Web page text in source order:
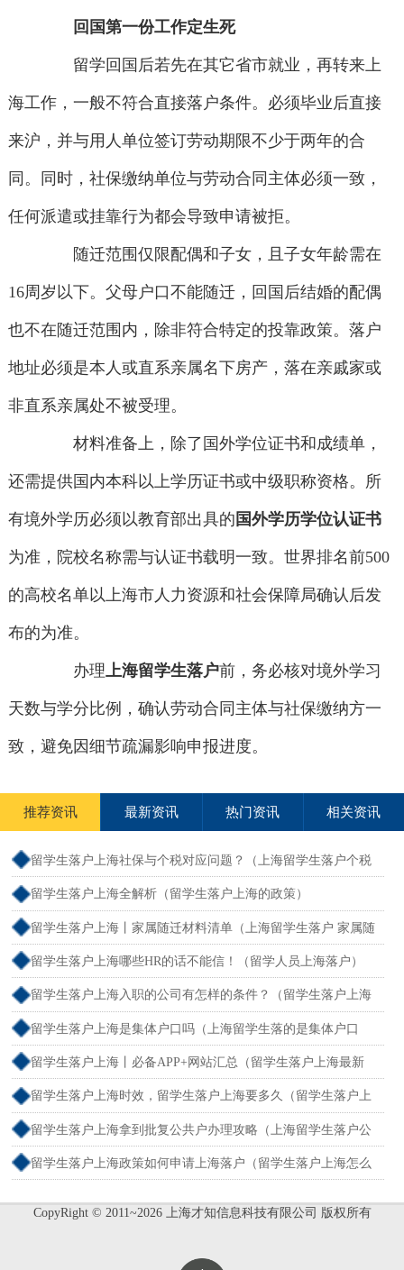
回国第一份工作定生死
留学回国后若先在其它省市就业，再转来上
海工作，一般不符合直接落户条件。必须毕业后直接
来沪，并与用人单位签订劳动期限不少于两年的合
同。同时，社保缴纳单位与劳动合同主体必须一致，
任何派遣或挂靠行为都会导致申请被拒。
随迁范围仅限配偶和子女，且子女年龄需在
16周岁以下。父母户口不能随迁，回国后结婚的配偶
也不在随迁范围内，除非符合特定的投靠政策。落户
地址必须是本人或直系亲属名下房产，落在亲戚家或
非直系亲属处不被受理。
材料准备上，除了国外学位证书和成绩单，
还需提供国内本科以上学历证书或中级职称资格。所
有境外学历必须以教育部出具的 国外学历学位认证书
为准，院校名称需与认证书载明一致。世界排名前500
的高校名单以上海市人力资源和社会保障局确认后发
布的为准。
办理上海留学生落户前，务必核对境外学习
天数与学分比例，确认劳动合同主体与社保缴纳方一
致，避免因细节疏漏影响申报进度。
推荐资讯 最新资讯 热门资讯 相关资讯
留学生落户上海社保与个税对应问题？（上海留学生落户个税
和社保不一致）
留学生落户上海全解析（留学生落户上海的政策）
留学生落户上海丨家属随迁材料清单（上海留学生落户 家属随
迁）
留学生落户上海哪些HR的话不能信！（留学人员上海落户）
留学生落户上海入职的公司有怎样的条件？（留学生落户上海
单位要求）
留学生落户上海是集体户口吗（上海留学生落的是集体户口
么）
留学生落户上海丨必备APP+网站汇总（留学生落户上海最新
流程）
留学生落户上海时效，留学生落户上海要多久（留学生落户上
海最快多久）
留学生落户上海拿到批复公共户办理攻略（上海留学生落户公
函）
留学生落户上海政策如何申请上海落户（留学生落户上海怎么
CopyRight © 2011~2026 上海才知信息科技有限公司 版权所有